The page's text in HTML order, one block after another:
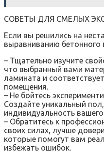
СОВЕТЫ ДЛЯ СМЕЛЫХ
Если вы решились на
выравниванию бетонного
– Тщательно изучите
что выбранный вами
ламината и
помещения.
– Не бойтесь
Создайте уникальный
индивидуальность вашего
– Обратитесь к
своих силах, лучше
которые помогут вам
избежать ошибок.